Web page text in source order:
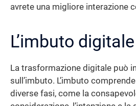
avrete una migliore interazione
L’imbuto digitale
La trasformazione digitale può
sull’imbuto. L’imbuto
diverse fasi, come la